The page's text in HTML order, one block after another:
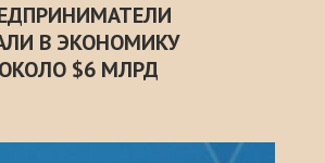
В ЭКОНОМИКУ
$6 МЛРД